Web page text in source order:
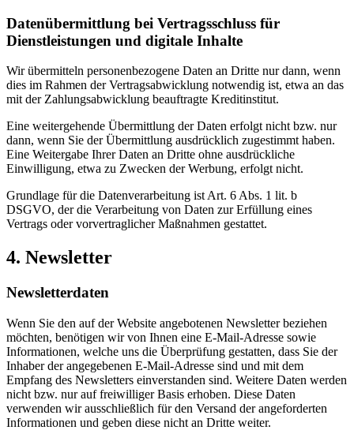
Datenübermittlung bei Vertragsschluss für
Dienstleistungen und digitale Inhalte
Wir übermitteln personenbezogene Daten an Dritte nur dann, wenn
dies im Rahmen der Vertragsabwicklung notwendig ist, etwa an das
mit der Zahlungsabwicklung beauftragte Kreditinstitut.
Eine weitergehende Übermittlung der Daten erfolgt nicht bzw. nur
dann, wenn Sie der Übermittlung ausdrücklich zugestimmt haben.
Eine Weitergabe Ihrer Daten an Dritte ohne ausdrückliche
Einwilligung, etwa zu Zwecken der Werbung, erfolgt nicht.
Grundlage für die Datenverarbeitung ist Art. 6 Abs. 1 lit. b
DSGVO, der die Verarbeitung von Daten zur Erfüllung eines
Vertrags oder vorvertraglicher Maßnahmen gestattet.
4. Newsletter
Newsletterdaten
Wenn Sie den auf der Website angebotenen Newsletter beziehen
möchten, benötigen wir von Ihnen eine E-Mail-Adresse sowie
Informationen, welche uns die Überprüfung gestatten, dass Sie der
Inhaber der angegebenen E-Mail-Adresse sind und mit dem
Empfang des Newsletters einverstanden sind. Weitere Daten werden
nicht bzw. nur auf freiwilliger Basis erhoben. Diese Daten
verwenden wir ausschließlich für den Versand der angeforderten
Informationen und geben diese nicht an Dritte weiter.